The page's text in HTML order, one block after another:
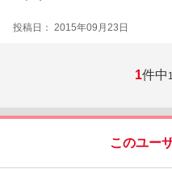
投稿日： 2015年09月23日
1件中
このユー